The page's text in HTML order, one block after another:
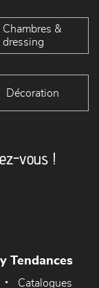
Chambres &
dressing
Décoration
vous !
Tendances
Catalogues